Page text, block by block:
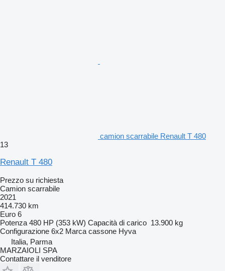
camion scarrabile Renault T 480
13
Renault T 480
Prezzo su richiesta
Camion scarrabile
2021
414.730 km
Euro 6
Potenza 480 HP (353 kW) Capacità di carico 13.900 kg
Configurazione 6x2 Marca cassone Hyva
Italia, Parma
MARZAIOLI SPA
Contattare il venditore